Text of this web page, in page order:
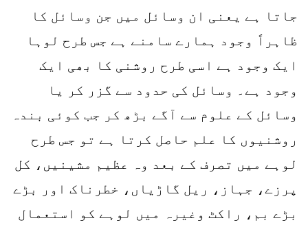
جاتا ہے یعنی ان وسائل میں جن وسائل کا
ظاہراً وجود ہمارے سامنے ہے جس طرح لوہا
ایک وجود ہے اسی طرح روشنی کا بھی ایک
وجود ہے۔ وسائل کی حدود سے گزر کر یا
وسائل کے علوم سے آگے بڑھ کر جب کوئی بندہ
روشنیوں کا علم حاصل کرتا ہے تو جس طرح
لوہے میں تصرف کے بعد وہ عظیم مشینیں، کل
پرزے، جہاز، ریل گاڑیاں، خطرناک اور بڑے
بڑے بم، راکٹ وغیرہ میں لوہے کو استعمال